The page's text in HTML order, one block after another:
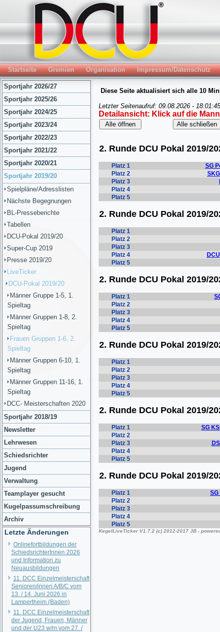
Startseite Gremien Organisation Impressum/Datenschutz
Sportjahr 2026/27
Sportjahr 2025/26
Sportjahr 2024/25
Sportjahr 2023/24
Sportjahr 2022/23
Sportjahr 2021/22
Sportjahr 2020/21
Sportjahr 2019/20
Spielpläne/Adresslisten
Nächste Begegnungen
BL-Presseberichte
Tabellen
DCU-Pokal 2019/20
Super-Cup 2019
Presse 2019/20
LiveTicker
DCU-Pokal 2019/20
Männer Gruppe 1-5, 1.
Spieltag
Männer Gruppen 1-8, 2.
Spieltag
Frauen Gruppen 1-6, 2.
Spieltag
Männer Gruppen 6-10, 1.
Spieltag
Männer Gruppen 11-16, 1.
Spieltag
DCC- Meisterschaften 2020
Sportjahr 2018/19
Newsletter
Lehrwesen
Schiedsrichter
Jugend
Verwaltung
Teamplayer gesucht
Kugelpassumschreibung
Archiv
Letzte Änderungen
Onlinefortbildungen der
SchiedsrichterInnen 2026
und Information zu
Neuausbildungen
11. DCC Einzelmeisterschaft
Senioren/innen A/B/C vom
13. / 14. Juni 2026 in
Lampertheim (Baden)
11. DCC Einzelmeisterschaft
der Jugend, Frauen, Männer
und der U23 w/m vom 27. /